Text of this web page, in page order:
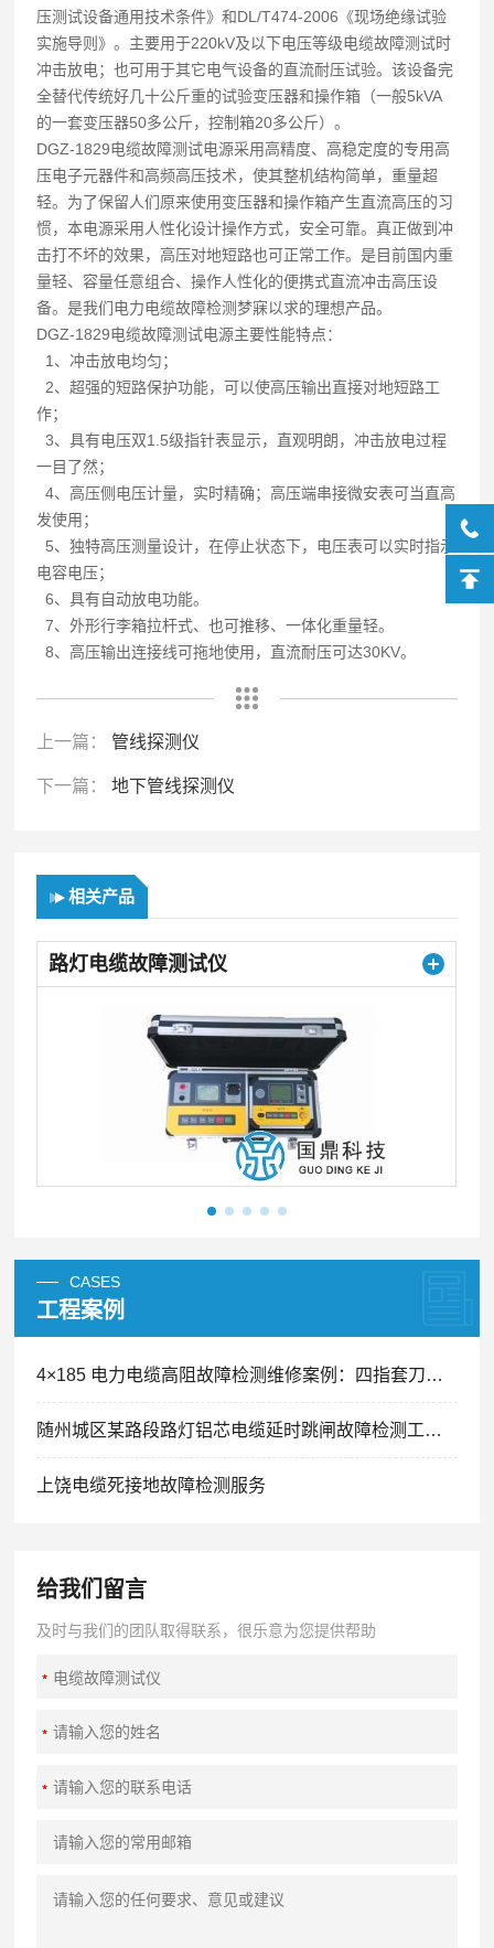
压测试设备通用技术条件》和DL/T474-2006《现场绝缘试验
实施导则》。主要用于220kV及以下电压等级电缆故障测试时
冲击放电；也可用于其它电气设备的直流耐压试验。该设备完
全替代传统好几十公斤重的试验变压器和操作箱（一般5kVA
的一套变压器50多公斤，控制箱20多公斤）。
DGZ-1829电缆故障测试电源采用高精度、高稳定度的专用高
压电子元器件和高频高压技术，使其整机结构简单，重量超
轻。为了保留人们原来使用变压器和操作箱产生直流高压的习
惯，本电源采用人性化设计操作方式，安全可靠。真正做到冲
击打不坏的效果，高压对地短路也可正常工作。是目前国内重
量轻、容量任意组合、操作人性化的便携式直流冲击高压设
备。是我们电力电缆故障检测梦寐以求的理想产品。
DGZ-1829电缆故障测试电源主要性能特点：
1、冲击放电均匀；
2、超强的短路保护功能，可以使高压输出直接对地短路工
作；
3、具有电压双1.5级指针表显示，直观明朗，冲击放电过程
一目了然；
4、高压侧电压计量，实时精确；高压端串接微安表可当直高
发使用；
5、独特高压测量设计，在停止状态下，电压表可以实时指示
电容电压；
6、具有自动放电功能。
7、外形行李箱拉杆式、也可推移、一体化重量轻。
8、高压输出连接线可拖地使用，直流耐压可达30KV。
上一篇： 管线探测仪
下一篇：地下管线探测仪
相关产品
路灯电缆故障测试仪
CASES
工程案例
4×185 电力电缆高阻故障检测维修案例：四指套刀片划痕引发间歇性跳闸精准排查
随州城区某路段路灯铝芯电缆延时跳闸故障检测工程案例
上饶电缆死接地故障检测服务
给我们留言
及时与我们的团队取得联系，很乐意为您提供帮助